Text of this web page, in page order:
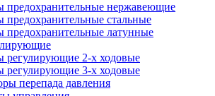
предохранительные нержавеющие
предохранительные стальные
предохранительные латунные
регулирующие 2-х ходовые
регулирующие 3-х ходовые
перепада давления